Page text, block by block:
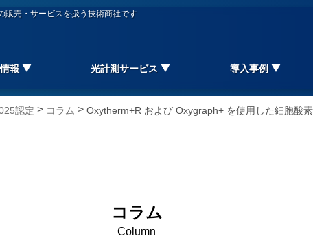
販売・サービスを扱う技術商社です
報 光計測サービス 導入事例
認定 > コラム > Oxytherm+R および Oxygraph+ を使用した細胞酸
コラム
Column